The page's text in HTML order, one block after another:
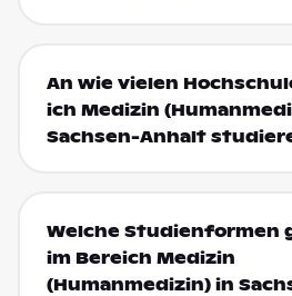
An wie vielen
ich Medizin
Sachsen-Anhalt
Welche Studienformen
im Bereich Medizin
(Humanmedizin) in